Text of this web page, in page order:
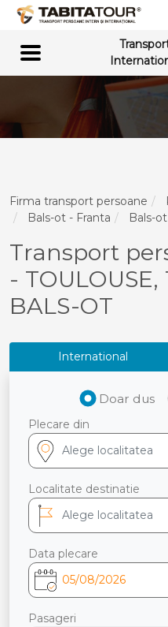
Firma transport persoane
Bals-ot - Franta
Bals-
Transport
- TOULOUSE,
BALS-OT
International
Doar dus
Plecare din
Localitate destinatie
Data plecare
Pasageri